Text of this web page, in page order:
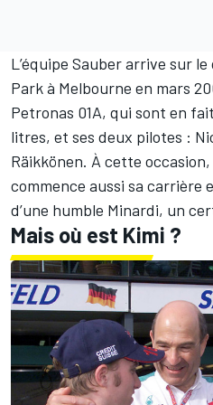
L’équipe Sauber arrive sur
Park à Melbourne en mars
Petronas 01A, qui sont en
litres, et ses deux pilotes :
Räikkönen. À cette
commence aussi sa carrière
d’une humble Minardi, un
Mais où est Kimi ?